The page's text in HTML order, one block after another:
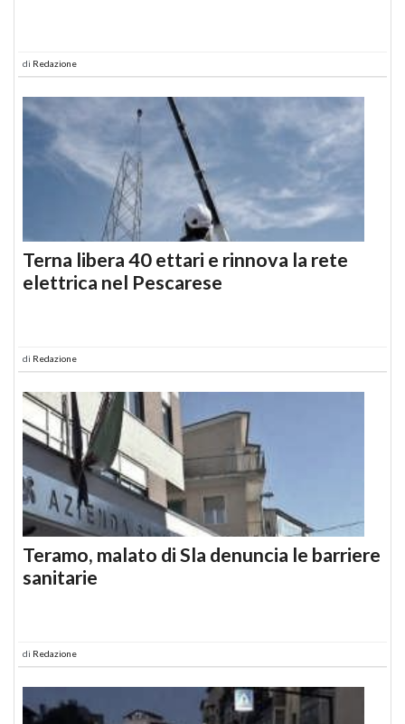
di Redazione
Terna libera 40 ettari e rinnova la rete
elettrica nel Pescarese
di Redazione
Teramo, malato di Sla denuncia le barriere
sanitarie
di Redazione